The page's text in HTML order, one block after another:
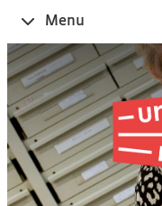
Ouvrir
le
Menu